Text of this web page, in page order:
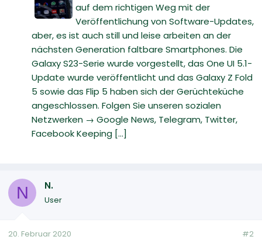
auf dem richtigen Weg mit der
Veröffentlichung von Software-Updates,
aber, es ist auch still und leise arbeiten an der
nächsten Generation faltbare Smartphones. Die
Galaxy S23-Serie wurde vorgestellt, das One UI 5.1-
Update wurde veröffentlicht und das Galaxy Z Fold
5 sowie das Flip 5 haben sich der Gerüchteküche
angeschlossen. Folgen Sie unseren sozialen
Netzwerken → Google News, Telegram, Twitter,
Facebook Keeping [...]
N N.
User
20. Februar 2020 #2